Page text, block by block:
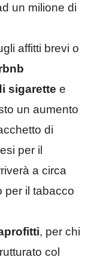
un milione di
affitti brevi o
sigarette e
un aumento
di
per il
a circa
per il tabacco
, per chi
col